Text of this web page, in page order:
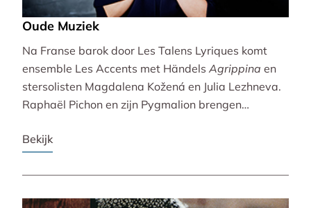
Oude Muziek
Na Franse barok door Les Talens Lyriques komt
ensemble Les Accents met Händels Agrippina en
stersolisten Magdalena Kožená en Julia Lezhneva.
Raphaël Pichon en zijn Pygmalion brengen
Bachvereniging en blokfluitiste Lucie Horsch spelen
Wantenaar, op historische instrumenten! De serie
Bekijk